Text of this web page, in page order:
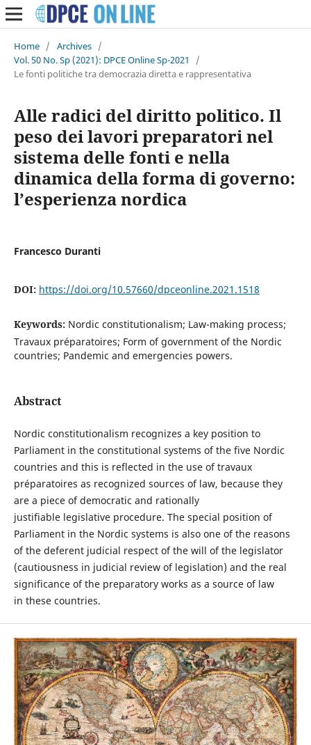
Home / Archives /
Vol. 50 No. Sp (2021): DPCE Online Sp-2021
/
Le fonti politiche tra democrazia diretta e rappresentativa
Alle radici del diritto politico. Il
peso dei lavori preparatori nel
sistema delle fonti e nella
dinamica della forma di governo:
l’esperienza nordica
Francesco Duranti
DOI: https://doi.org/10.57660/dpceonline.2021.1518
Keywords: Nordic constitutionalism; Law-making process;
Travaux préparatoires; Form of government of the Nordic
countries; Pandemic and emergencies powers.
Abstract
Nordic constitutionalism recognizes a key position to
Parliament in the constitutional systems of the five Nordic
countries and this is reflected in the use of travaux
préparatoires as recognized sources of law, because they
are a piece of democratic and rationally
justifiable legislative procedure. The special position of
Parliament in the Nordic systems is also one of the reasons
of the deferent judicial respect of the will of the legislator
(cautiousness in judicial review of legislation) and the real
significance of the preparatory works as a source of law
in these countries.